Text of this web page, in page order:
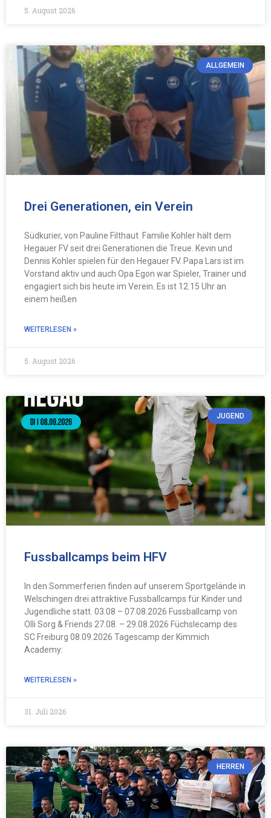
5. August 2026
ALLGEMEIN
Drei Generationen, ein Verein
Südkurier, von Pauline Filthaut Familie Kohler hält dem
Hegauer FV seit drei Generationen die Treue. Kevin und
Dennis Kohler spielen für den Hegauer FV. Papa Lars ist im
Vorstand aktiv und auch Opa Egon war Spieler, Trainer und
engagiert sich bis heute im Verein. Es ist 12.15 Uhr an
einem heißen
WEITERLESEN »
5. August 2026
JUGEND
Fussballcamps beim HFV
In den Sommerferien finden auf unserem Sportgelände in
Welschingen drei attraktive Fussballcamps für Kinder und
Jugendliche statt. 03.08 – 07.08.2026 Fussballcamp von
Olli Sorg & Friends 27.08. – 29.08.2026 Füchslecamp des
SC Freiburg 08.09.2026 Tagescamp der Kimmich
Academy:
WEITERLESEN »
31. Juli 2026
HERREN